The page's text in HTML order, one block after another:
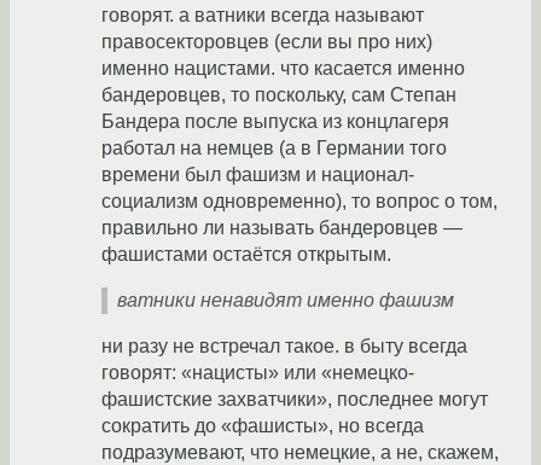
говорят. а ватники всегда называют
правосекторовцев (если вы про них)
именно нацистами. что касается именно
бандеровцев, то поскольку, сам Степан
Бандера после выпуска из концлагеря
работал на немцев (а в Германии того
времени был фашизм и национал-
социализм одновременно), то вопрос о том,
правильно ли называть бандеровцев —
фашистами остаётся открытым.
ватники ненавидят именно фашизм
ни разу не встречал такое. в быту всегда
говорят: «нацисты» или «немецко-
фашистские захватчики», последнее могут
сократить до «фашисты», но всегда
подразумевают, что немецкие, а не, скажем,